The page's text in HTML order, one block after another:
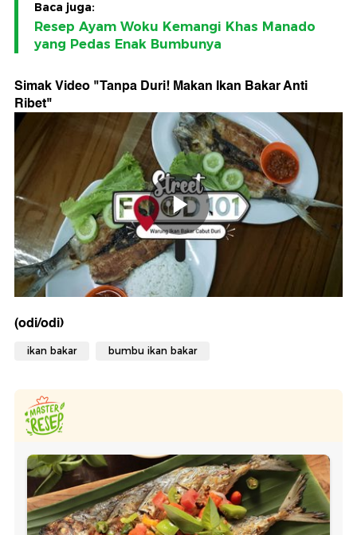
Baca juga:
Resep Ayam Woku Kemangi Khas Manado
yang Pedas Enak Bumbunya
Simak Video "Tanpa Duri! Makan Ikan Bakar Anti
Ribet"
(odi/odi)
ikan bakar bumbu ikan bakar